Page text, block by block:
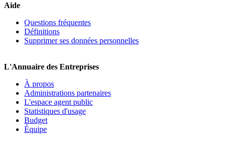
Aide
Questions fréquentes
Définitions
Supprimer ses données personnelles
L'Annuaire des Entreprises
À propos
Administrations partenaires
L'espace agent public
Statistiques d'usage
Budget
Équipe